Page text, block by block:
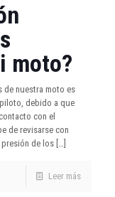
moto?
de nuestra moto es
debido a que
con el
de revisarse con
de los […]
Leer más